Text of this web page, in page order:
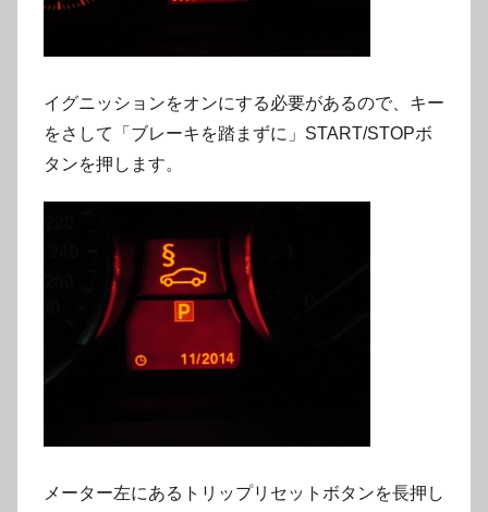
イグニッションをオンにする必要があるので、キー
をさして「ブレーキを踏まずに」START/STOPボ
タンを押します。
メーター左にあるトリップリセットボタンを長押し